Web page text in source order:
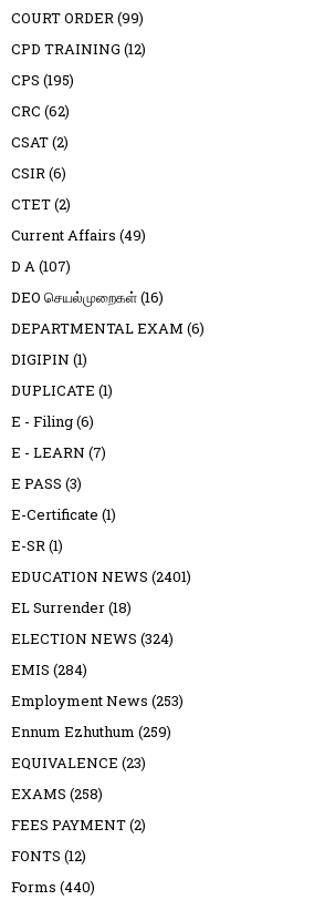
COURT ORDER(99)
CPD TRAINING (12)
CPS (195)
CRC (62)
CSAT(2)
CSIR(6)
CTET(2)
Current Affairs (49)
D A(107)
DEO செயல்முறைகள்(16)
DEPARTMENTAL EXAM (6)
DIGIPIN (1)
DUPLICATE (1)
E - Filing(6)
E - LEARN (7)
E PASS (3)
E-Certificate (1)
E-SR(1)
EDUCATION NEWS (2401)
EL Surrender(18)
ELECTION NEWS (324)
EMIS (284)
Employment News (253)
Ennum Ezhuthum (259)
EQUIVALENCE (23)
EXAMS (258)
FEES PAYMENT(2)
FONTS (12)
Forms (440)